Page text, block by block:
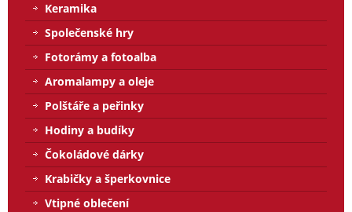
Keramika
Společenské hry
Fotorámy a fotoalba
Aromalampy a oleje
Polštáře a peřinky
Hodiny a budíky
Čokoládové dárky
Krabičky a šperkovnice
Vtipné oblečení